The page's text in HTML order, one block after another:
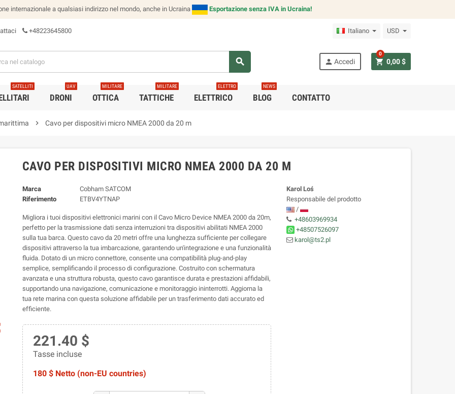
internazionale a qualsiasi indirizzo nel mondo, anche in Ucraina Esportazione senza IVA in Ucraina!
+48223645800 Italiano USD
search person Accedi shopping_cart 0,00 $
0
SATELLITI
DRONI
UAV
OTTICA
MILITARE
TATTICHE
MILITARE
ELETTRICO
ELETTRO
BLOG
NEWS
CONTATTO
chevron_right Cavo per dispositivi micro NMEA 2000 da 20 m
CAVO PER DISPOSITIVI MICRO NMEA 2000 DA 20 M
Marca
Cobham SATCOM
Riferimento
ETBV4YTNAP
Migliora i tuoi dispositivi elettronici marini con il Cavo Micro Device NMEA 2000 da 20m,
perfetto per la trasmissione dati senza interruzioni tra dispositivi abilitati NMEA 2000
sulla tua barca. Questo cavo da 20 metri offre una lunghezza sufficiente per collegare
dispositivi attraverso la tua imbarcazione, garantendo un'integrazione e una funzionalità
fluida. Dotato di un micro connettore, consente una compatibilità plug-and-play
semplice, semplificando il processo di configurazione. Costruito con schermatura
avanzata e una struttura robusta, questo cavo garantisce durata e prestazioni affidabili,
supportando una navigazione, comunicazione e monitoraggio ininterrotti. Aggiorna la
tua rete marina con questa soluzione affidabile per un trasferimento dati accurato ed
efficiente.
221.40 $
Tasse incluse
180 $ Netto (non-EU countries)
Karol Loś
Responsabile del prodotto
/
+48603969934
+48507526097
karol@ts2.pl